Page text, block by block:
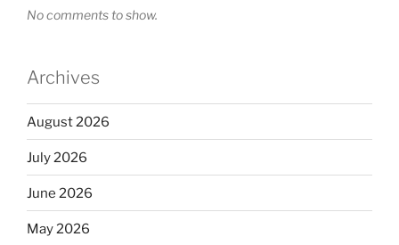
No comments to show.
Archives
August 2026
July 2026
June 2026
May 2026